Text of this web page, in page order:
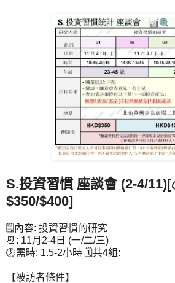
S.投資習慣 座談會 (2-4/
$350/$400]
🗒️內容: 投資習慣的研究
📆: 11月2-4日 (一/二/三)
🕖需時: 1.5-2小時 🗓️共4組:
【被訪者條件】